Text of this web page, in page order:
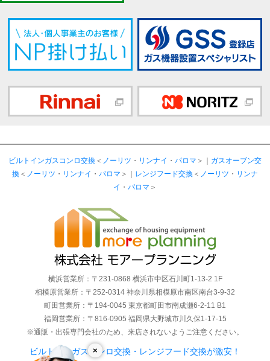
×
ビルトインガスコンロ交換 ＜ ノーリツ ・ リンナイ ・ パロマ ＞｜ ガスオーブン交
換 ＜ ノーリツ ・ リンナイ ・ パロマ ＞｜ レンジフード交換 ＜ ノーリツ ・ リンナ
イ ・ パロマ ＞
横浜営業所：〒231-0868 横浜市中区石川町1-13-2 1F
相模原営業所：〒252-0314 神奈川県相模原市南区南台3-9-32
町田営業所：〒194-0045 東京都町田市南成瀬6-2-11 B1
福岡営業所：〒816-0905 福岡県大野城市川久保1-17-15
※通販・出張専門会社のため、来店されないようご注意ください。
ビルトインガスコンロ交換・レンジフード交換が激安！